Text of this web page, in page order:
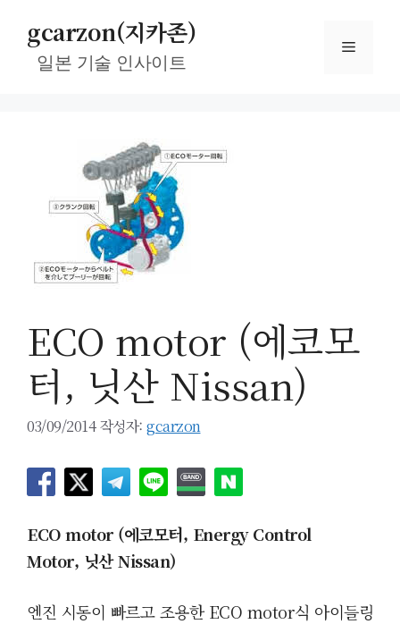
gcarzon(지카존)
일본 기술 인사이트
메
ECO motor (에코모
터, 닛산 Nissan)
03/09/2014 작성자: gcarzon
ECO motor (에코모터, Energy Control
Motor, 닛산 Nissan)
엔진 시동이 빠르고 조용한ECO motor식 아이들링